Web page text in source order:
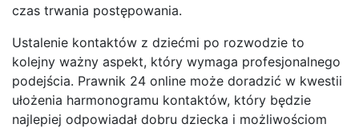
czas trwania postępowania.
Ustalenie kontaktów z dziećmi po rozwodzie to
kolejny ważny aspekt, który wymaga profesjonalnego
podejścia. Prawnik 24 online może doradzić w kwestii
ułożenia harmonogramu kontaktów, który będzie
najlepiej odpowiadał dobru dziecka i możliwościom